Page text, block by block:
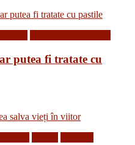
putea fi tratate cu